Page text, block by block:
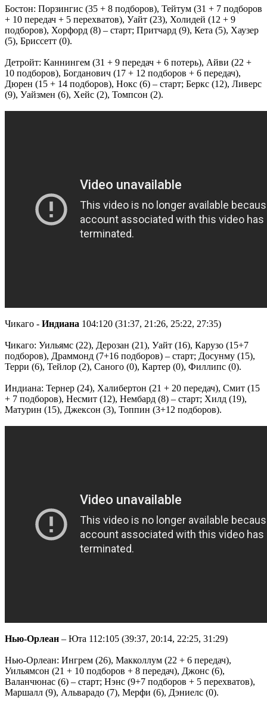
Бостон: Порзингис (35 + 8 подборов), Тейтум (31 + 7 подборов
+ 10 передач + 5 перехватов), Уайт (23), Холидей (12 + 9
подборов), Хорфорд (8) – старт; Притчард (9), Кета (5), Хаузер
(5), Бриссетт (0).
Детройт: Каннингем (31 + 9 передач + 6 потерь), Айви (22 +
10 подборов), Богданович (17 + 12 подборов + 6 передач),
Дюрен (15 + 14 подборов), Нокс (6) – старт; Беркс (12), Ливерс
(9), Уайзмен (6), Хейс (2), Томпсон (2).
Чикаго - Индиана 104:120 (31:37, 21:26, 25:22, 27:35)
Чикаго: Уильямс (22), Дерозан (21), Уайт (16), Карузо (15+7
подборов), Драммонд (7+16 подборов) – старт; Досунму (15),
Терри (6), Тейлор (2), Саного (0), Картер (0), Филлипс (0).
Индиана: Тернер (24), Халибертон (21 + 20 передач), Смит (15
+ 7 подборов), Несмит (12), Нембард (8) – старт; Хилд (19),
Матурин (15), Джексон (3), Топпин (3+12 подборов).
Нью-Орлеан – Юта 112:105 (39:37, 20:14, 22:25, 31:29)
Нью-Орлеан: Ингрем (26), Макколлум (22 + 6 передач),
Уильямсон (21 + 10 подборов + 8 передач), Джонс (6),
Валанчюнас (6) – старт; Нэнс (9+7 подборов + 5 перехватов),
Маршалл (9), Альварадо (7), Мерфи (6), Дэниелс (0).